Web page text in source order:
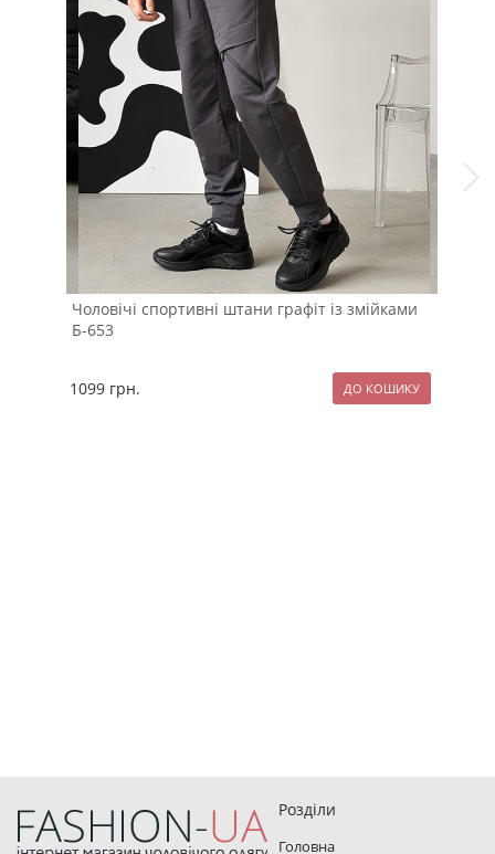
Чоловічі спортивні штани графіт із змійками
Б-653
1099 грн.
Розділи
Головна